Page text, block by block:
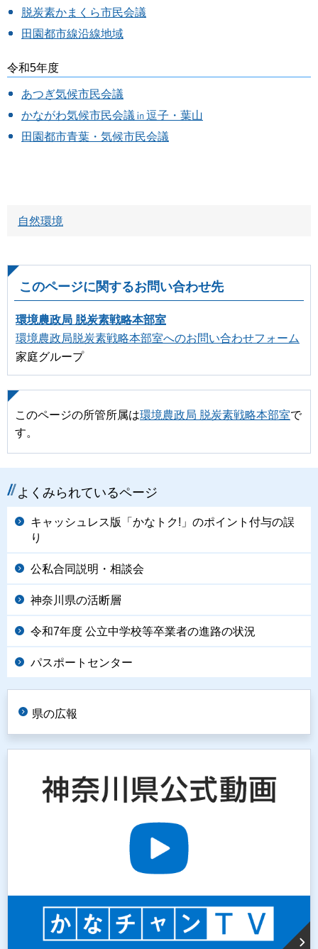
脱炭素かまくら市民会議
田園都市線沿線地域
令和5年度
あつぎ気候市民会議
かながわ気候市民会議㏌逗子・葉山
田園都市青葉・気候市民会議
自然環境
このページに関するお問い合わせ先
環境農政局 脱炭素戦略本部室
環境農政局脱炭素戦略本部室へのお問い合わせフォーム
家庭グループ
このページの所管所属は環境農政局 脱炭素戦略本部室で
す。
よくみられているページ
キャッシュレス版「かなトク!」のポイント付与の誤
り
公私合同説明・相談会
神奈川県の活断層
令和7年度 公立中学校等卒業者の進路の状況
パスポートセンター
県の広報